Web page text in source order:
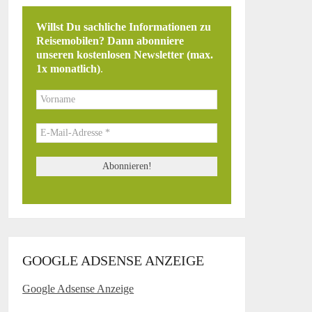
Willst Du sachliche Informationen zu
Reisemobilen? Dann abonniere
unseren kostenlosen Newsletter (max.
1x monatlich).
GOOGLE ADSENSE ANZEIGE
Google Adsense Anzeige